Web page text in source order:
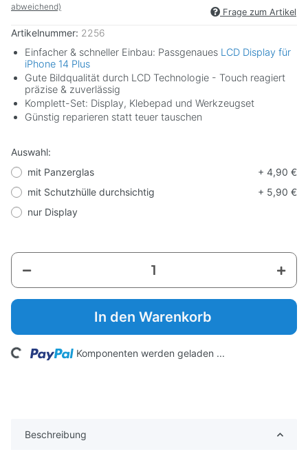
abweichend)
Frage zum Artikel
Artikelnummer: 2256
Einfacher & schneller Einbau: Passgenaues LCD Display für
iPhone 14 Plus
Gute Bildqualität durch LCD Technologie - Touch reagiert
präzise & zuverlässig
Komplett-Set: Display, Klebepad und Werkzeugset
Günstig reparieren statt teuer tauschen
Auswahl:
mit Panzerglas
+ 4,90 €
mit Schutzhülle durchsichtig
+ 5,90 €
nur Display
In den Warenkorb
Komponenten werden geladen ...
Beschreibung